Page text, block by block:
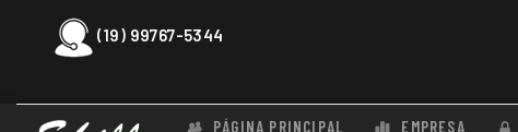
(19) 99767-5344
PÁGINA PRINCIPAL EMPRESA